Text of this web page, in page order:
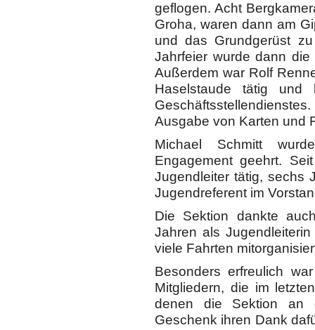
geflogen. Acht
Groha, waren dann am
und das Grundgerüst
Jahrfeier wurde dann
Außerdem war Rolf
Haselstaude tätig und
Ausgabe von Karten und
Michael Schmitt
Engagement geehrt.
Jugendleiter tätig, sechs
Jugendreferent im
Die Sektion dankte
Jahren als
viele Fahrten
Besonders erfreulich
Mitgliedern, die im
denen die Sektion an
Geschenk ihren Dank